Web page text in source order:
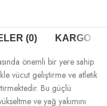
(0) KARGO &
önemli bir yere sahip
vücut geliştirme ve atletik
Bu güçlü
ve yağ yakımını